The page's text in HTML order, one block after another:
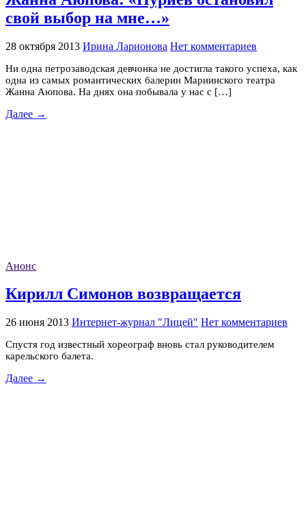
свой выбор на мне…»
28 октября 2013 Ирина Ларионова Нет комментариев
Ни одна петрозаводская девчонка не достигла такого успеха, как
одна из самых романтических балерин Мариинского театра
Жанна Аюпова. На днях она побывала у нас с […]
Далее →
Анонс
Кирилл Симонов возвращается
26 июня 2013 Интернет-журнал "Лицей" Нет комментариев
Спустя год известный хореограф вновь стал руководителем
карельского балета.
Далее →